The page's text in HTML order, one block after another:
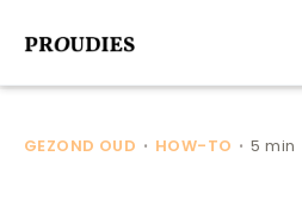
GEZOND OUD • HOW-TO •5 min